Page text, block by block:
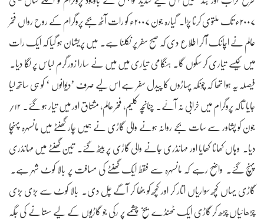
۲۰۰۷ء تک ملتوی کرنا پڑا۔ گیارہ جون ۲۰۰۷ء کو رات آٹھ بجے پروگرام کے روح رواں فخر
عالم نے اچانک آ کر اطلاع دی کہ صبح سفر پر نکلنا ہے۔ میں پریشان ہو گیا کہ ایک رات
میں کیسے تیاری کر سکوں گا۔ ہنگامی تیاری میں میں نے سارا زور گرم لباس پر لگا دیا۔
فیصلہ یہ ہوا تھا کہ چونکہ پہاڑوں کا پیدل سفر ہے اس لیے صرف ’دیوانوں ‘ کو ہی ساتھ لیا
جایا تاکہ پروگرام میں خرابی نہ آئے۔ چنانچہ کلیم، فخر عالم، مشتاق اور میں تیار ہو گئے۔ ۱۲/
جون کو پشاور سے سات بجے روانہ ہونے والی گاڑی نے ہمیں چار گھنٹے میں مانسہرہ پہنچا
دیا۔ وہاں کھانا کھایا اور مہانڈری جانے والی گاڑی پر بیٹھ گئے۔ تین گھنٹے میں مہانڈری
پہنچ گئے۔ واضح رہے کہ مانسہرہ سے فقط ایک گھنٹے کی مسافت پر بالا کوٹ شہر ہے۔
گاڑی یہاں کچھ سواریاں اتار کر اور کچھ کو بٹھا کر آگے چل دی۔ بالا کوٹ سے بڑی بڑی
چڑھائیاں چڑھ کر گاڑی ایک ٹھنڈے یخ چشمے پر رکی جو گاڑیوں کے لیے سستانے کی جگہ